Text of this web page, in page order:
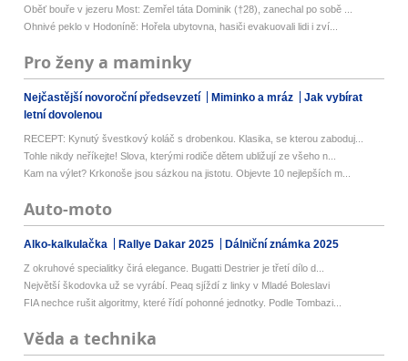
Oběť bouře v jezeru Most: Zemřel táta Dominik (†28), zanechal po sobě ...
Ohnivé peklo v Hodoníně: Hořela ubytovna, hasiči evakuovali lidi i zví...
Pro ženy a maminky
Nejčastější novoroční předsevzetí Miminko a mráz
Jak vybírat
letní dovolenou
RECEPT: Kynutý švestkový koláč s drobenkou. Klasika, se kterou zaboduj...
Tohle nikdy neříkejte! Slova, kterými rodiče dětem ubližují ze všeho n...
Kam na výlet? Krkonoše jsou sázkou na jistotu. Objevte 10 nejlepších m...
Auto-moto
Alko-kalkulačka Rallye Dakar 2025 Dálniční známka 2025
Z okruhové specialitky čirá elegance. Bugatti Destrier je třetí dílo d...
Největší škodovka už se vyrábí. Peaq sjíždí z linky v Mladé Boleslavi
FIA nechce rušit algoritmy, které řídí pohonné jednotky. Podle Tombazi...
Věda a technika